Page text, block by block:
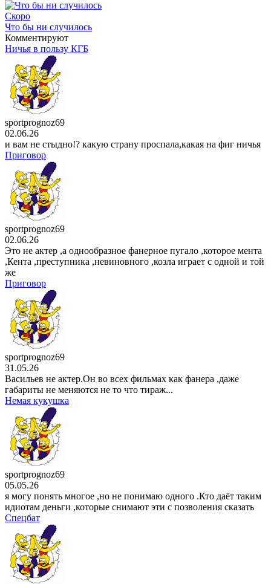
Скоро
Что бы ни случилось
Комментируют
Ничья в пользу КГБ
sportprognoz69
02.06.26
и вам не стыдно!? какую страну проспала,какая на фиг ничья
Приговор
sportprognoz69
02.06.26
Это не актер ,а однообразное фанерное пугало ,которое мента
,Кента ,преступника ,невиновного ,козла играет с одной и той
же
Приговор
sportprognoz69
31.05.26
Васильев не актер.Он во всех фильмах как фанера ,даже
габариты не меняются не то что тираж...
Немая кукушка
sportprognoz69
05.05.26
я могу понять многое ,но не понимаю одного .Кто даёт таким
идиотам деньги ,которые снимают эти с позволения сказать
Спецбат